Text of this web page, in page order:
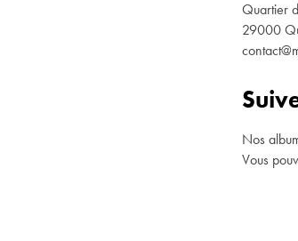
Quartier
29000
Nos
Vous